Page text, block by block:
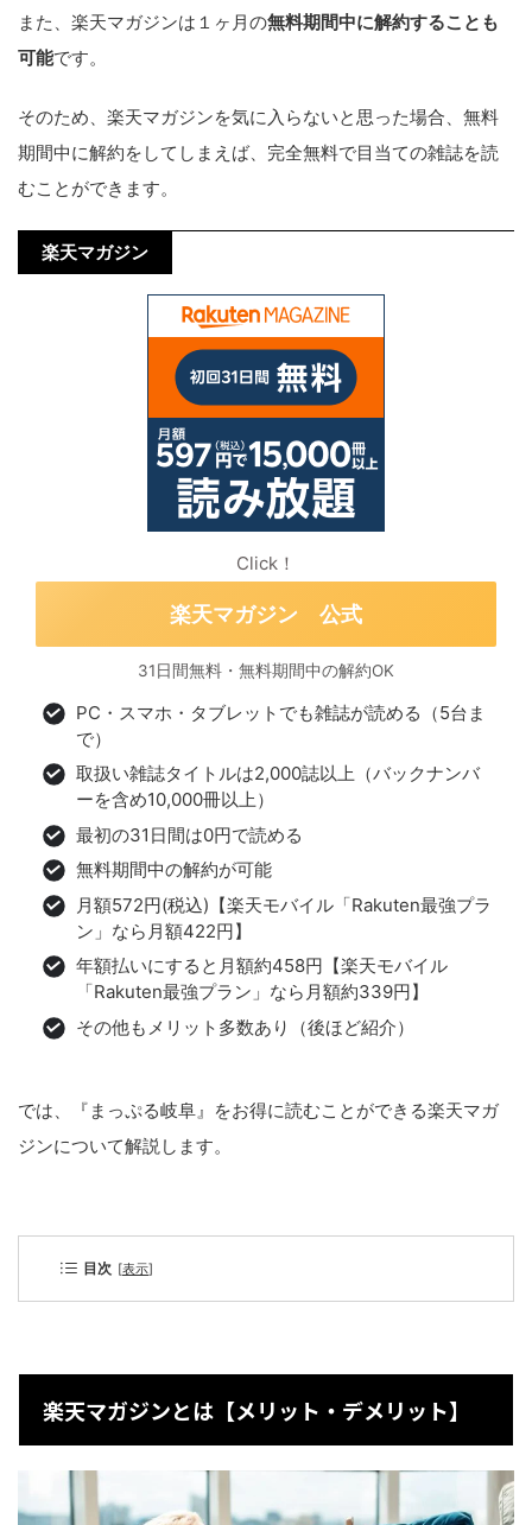
また、楽天マガジンは１ヶ月の無料期間中に解約することも
可能です。
そのため、楽天マガジンを気に入らないと思った場合、無料
期間中に解約をしてしまえば、完全無料で目当ての雑誌を読
むことができます。
楽天マガジン
Click！
楽天マガジン 公式
31日間無料・無料期間中の解約OK
PC・スマホ・タブレットでも雑誌が読める（5台ま
で）
取扱い雑誌タイトルは2,000誌以上（バックナンバ
ーを含め10,000冊以上）
最初の31日間は0円で読める
無料期間中の解約が可能
月額572円(税込)【楽天モバイル「Rakuten最強プラ
ン」なら月額422円】
年額払いにすると月額約458円【楽天モバイル
「Rakuten最強プラン」なら月額約339円】
その他もメリット多数あり（後ほど紹介）
では、『まっぷる岐阜』をお得に読むことができる楽天マガ
ジンについて解説します。
目次 [表示]
楽天マガジンとは【メリット・デメリット】